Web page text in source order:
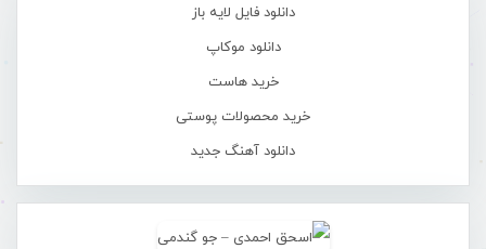
دانلود فایل لایه باز
دانلود موکاپ
خرید هاست
خرید محصولات پوستی
دانلود آهنگ جدید